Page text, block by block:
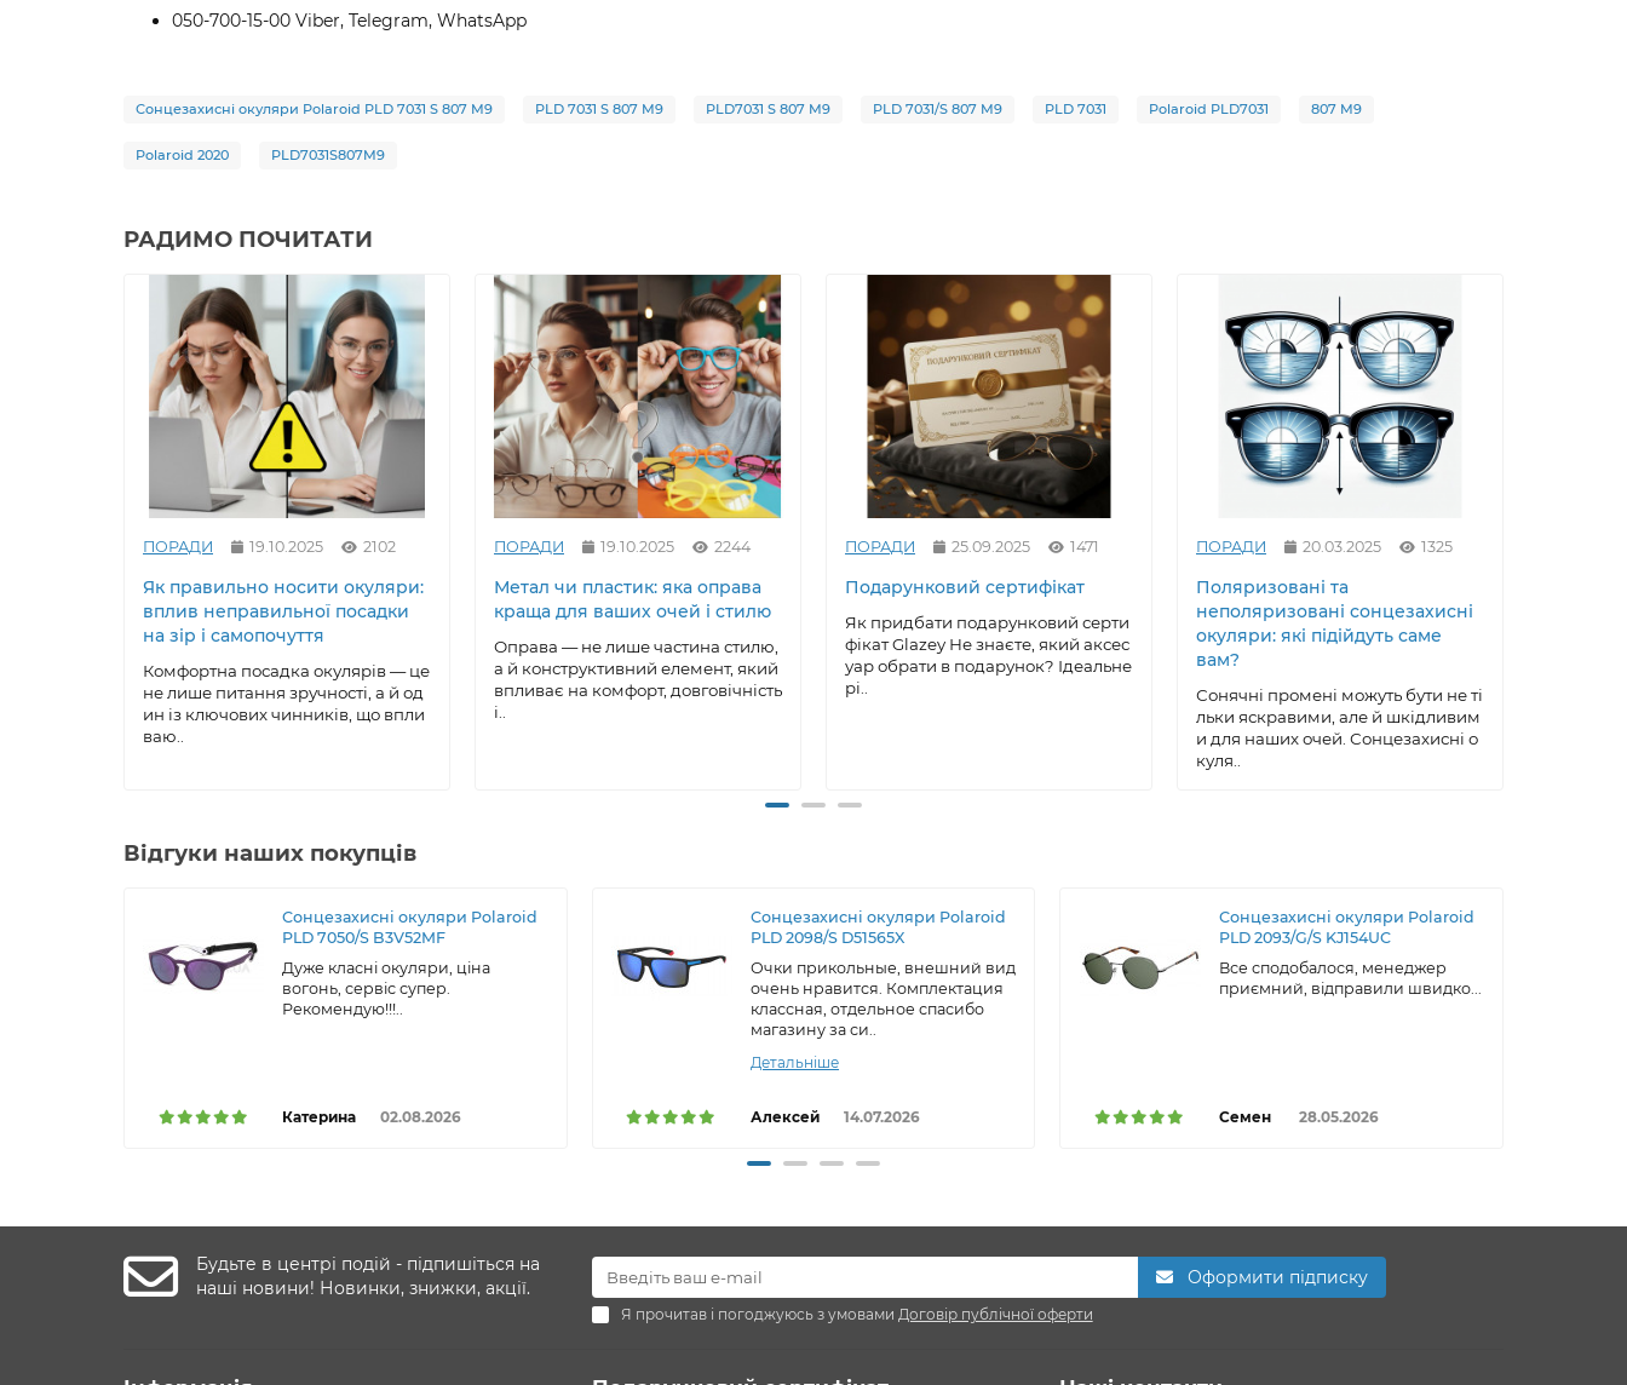
050-700-15-00 Viber, Telegram, WhatsApp
Сонцезахисні окуляри Polaroid PLD 7031 S 807 M9 PLD 7031 S 807 M9 PLD7031 S 807 M9 PLD 7031/S 807 M9 PLD 7031 Polaroid PLD7031 807 M9
Polaroid 2020 PLD7031S807M9
РАДИМО ПОЧИТАТИ
ПОРАДИ 19.10.2025 2102
Як правильно носити окуляри:
вплив неправильної посадки
на зір і самопочуття
Комфортна посадка окулярів — це
не лише питання зручності, а й од
ин із ключових чинників, що впли
ваю..
ПОРАДИ 19.10.2025 2244
Метал чи пластик: яка оправа
краща для ваших очей і стилю
Оправа — не лише частина стилю,
а й конструктивний елемент, який
впливає на комфорт, довговічність
і..
ПОРАДИ 25.09.2025 1471
Подарунковий сертифікат
Як придбати подарунковий серти
фікат Glazey Не знаєте, який аксес
уар обрати в подарунок? Ідеальне
рі..
ПОРАДИ 20.03.2025 1325
Поляризовані та
неполяризовані сонцезахисні
окуляри: які підійдуть саме
вам?
Сонячні промені можуть бути не ті
льки яскравими, але й шкідливим
и для наших очей. Сонцезахисні о
куля..
Відгуки наших покупців
Сонцезахисні окуляри Polaroid
PLD 7050/S B3V52MF
Дуже класні окуляри, ціна
вогонь, сервіс супер.
Рекомендую!!!..
Катерина 02.08.2026
Сонцезахисні окуляри Polaroid
PLD 2098/S D51565X
Очки прикольные, внешний вид
очень нравится. Комплектация
классная, отдельное спасибо
магазину за си..
Детальніше
Алексей 14.07.2026
Сонцезахисні окуляри Polaroid
PLD 2093/G/S KJ154UC
Все сподобалося, менеджер
приємний, відправили швидко...
Семен 28.05.2026
Будьте в центрі подій - підпишіться на
наші новини! Новинки, знижки, акції.
Оформити підписку
Я прочитав і погоджуюсь з умовами Договір публічної оферти